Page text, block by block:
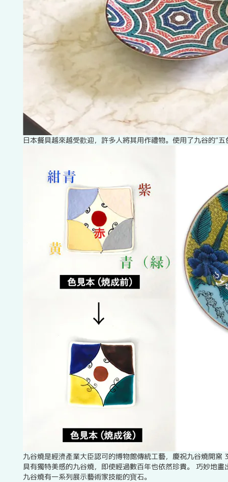
日本餐具越來越受歡迎，許多人將其用作禮物。使用了九谷的“
九谷燒是經濟產業大臣認可的博物館傳統工藝，慶祝九谷燒開
具有獨特美感的九谷燒，即使經過數百年也依然珍貴。 巧妙地
九谷燒有一系列展示藝術家技能的寶石。